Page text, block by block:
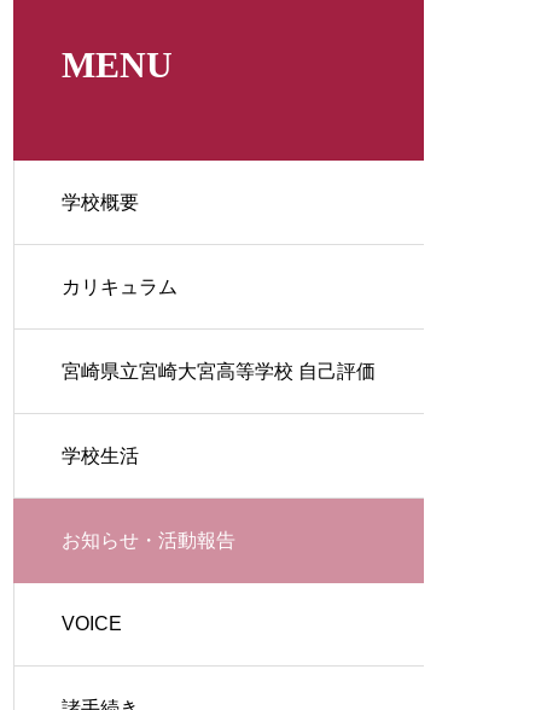
男子テニス部（５月～７月）
MENU
学校概要
カリキュラム
宮崎県立宮崎大宮高等学校 自己評価
学校生活
お知らせ・活動報告
VOICE